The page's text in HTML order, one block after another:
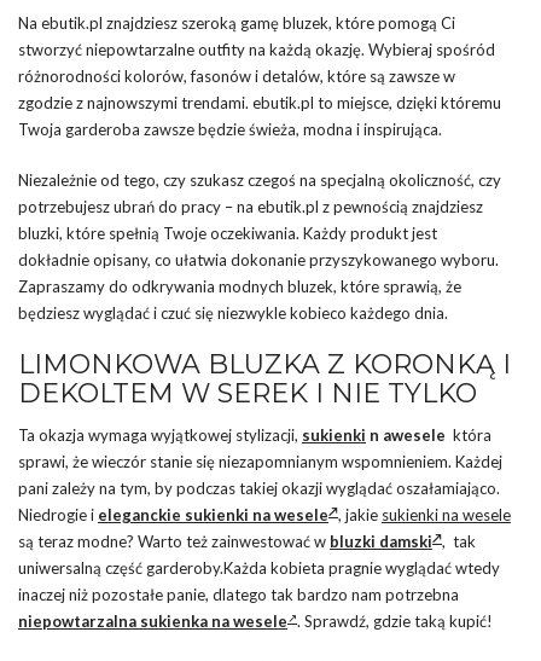
Na ebutik.pl znajdziesz szeroką gamę bluzek, które pomogą Ci
stworzyć niepowtarzalne outfity na każdą okazję. Wybieraj spośród
różnorodności kolorów, fasonów i detalów, które są zawsze w
zgodzie z najnowszymi trendami. ebutik.pl to miejsce, dzięki któremu
Twoja garderoba zawsze będzie świeża, modna i inspirująca.
Niezależnie od tego, czy szukasz czegoś na specjalną okoliczność, czy
potrzebujesz ubrań do pracy – na ebutik.pl z pewnością znajdziesz
bluzki, które spełnią Twoje oczekiwania. Każdy produkt jest
dokładnie opisany, co ułatwia dokonanie przyszykowanego wyboru.
Zapraszamy do odkrywania modnych bluzek, które sprawią, że
będziesz wyglądać i czuć się niezwykle kobieco każdego dnia.
LIMONKOWA BLUZKA Z KORONKĄ I
DEKOLTEM W SEREK I NIE TYLKO
Ta okazja wymaga wyjątkowej stylizacji, sukienki n awesele która
sprawi, że wieczór stanie się niezapomnianym wspomnieniem. Każdej
pani zależy na tym, by podczas takiej okazji wyglądać oszałamiająco.
Niedrogie i eleganckie sukienki na wesele , jakie sukienki na wesele
są teraz modne? Warto też zainwestować w bluzki damski , tak
uniwersalną część garderoby.Każda kobieta pragnie wyglądać wtedy
inaczej niż pozostałe panie, dlatego tak bardzo nam potrzebna
niepowtarzalna sukienka na wesele . Sprawdź, gdzie taką kupić!